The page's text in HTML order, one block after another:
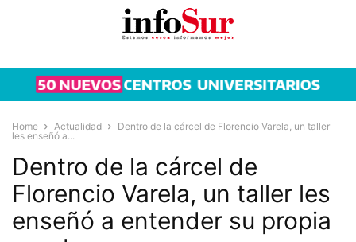
Home Actualidad
Dentro de la cárcel de Florencio Varela, un taller
les enseñó a...
Dentro de la cárcel de
Florencio Varela, un taller les
enseñó a entender su propia